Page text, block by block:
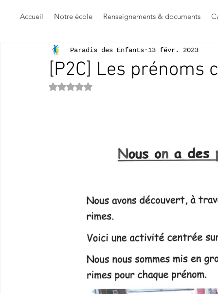
Accueil Notre école Renseignements & documents
[P2C] Les prénoms
Paradis des Enfants 13 févr. 2023
Noté NaN étoiles sur 5.